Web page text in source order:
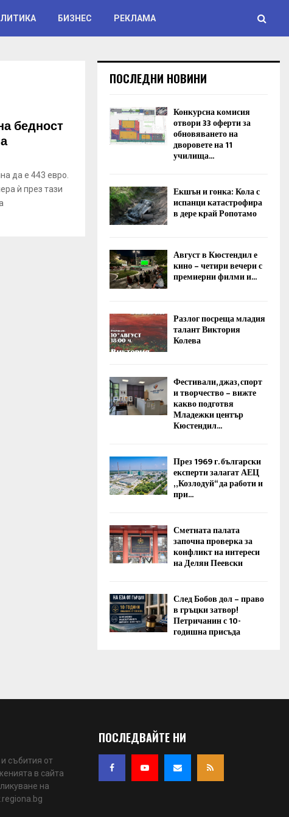
БИЗНЕС РЕКЛАМА
бедност
да е 443 евро.
ѝ през тази
ПОСЛЕДНИ НОВИНИ
Конкурсна комисия
отвори 33 оферти за
обновяването на
дворовете на 11
училища...
Екшън и гонка: Кола с
испанци катастрофира
в дере край Ропотамо
Август в Кюстендил е
кино – четири вечери с
премиерни филми и...
Разлог посреща младия
талант Виктория
Колева
Фестивали, джаз, спорт
и творчество – вижте
какво подготвя
Младежки център
Кюстендил...
През 1969 г. български
експерти залагат АЕЦ
„Козлодуй“ да работи и
при...
Сметната палата
започна проверка за
конфликт на интереси
на Делян Пеевски
След Бобов дол – право
в гръцки затвор!
Петричанин с 10-
годишна присъда
събития от
в сайта
на
ПОСЛЕДВАЙТЕ НИ